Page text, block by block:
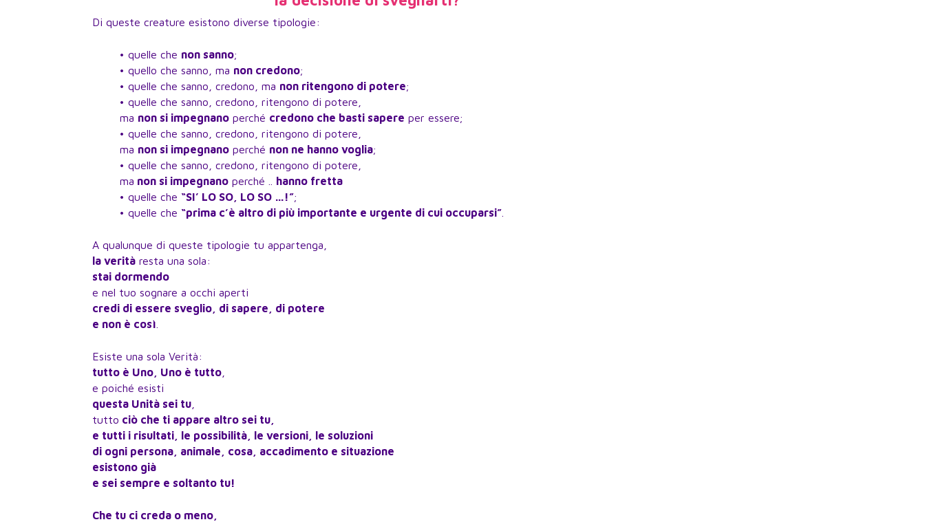
Di queste creature esistono diverse tipologie:
• quelle che non sanno;
• quello che sanno, ma non credono;
• quelle che sanno, credono, ma non ritengono di potere;
• quelle che sanno, credono, ritengono di potere,
ma non si impegnano perché credono che basti sapere per essere;
• quelle che sanno, credono, ritengono di potere,
ma non si impegnano perché non ne hanno voglia;
• quelle che sanno, credono, ritengono di potere,
ma non si impegnano perché .. hanno fretta
• quelle che “SI’ LO SO, LO SO …!”;
• quelle che “prima c’è altro di più importante e urgente di cui occuparsi”
A qualunque di queste tipologie tu appartenga,
la verità resta una sola:
stai dormendo
e nel tuo sognare a occhi aperti
credi di essere sveglio, di sapere, di potere
e non è così
Esiste una sola Verità:
tutto è Uno, Uno è tutto
e poiché esisti
questa Unità sei tu
tutto ciò che ti appare altro sei tu,
e tutti i risultati, le possibilità, le versioni, le soluzioni
di ogni persona, animale, cosa, accadimento e situazione
esistono già
e sei sempre e soltanto tu!
Che tu ci creda o meno,